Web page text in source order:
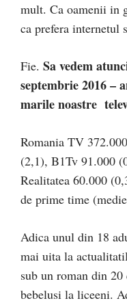
mult. Ca oamenii in
ca prefera internetul
Fie. Sa vedem
septembrie 2016 –
marile noastre
Romania TV
(2,1), B1Tv 91.000
Realitatea 60.000
de prime time
Adica unul din 18
mai uita la
sub un roman din
bebelusi la liceeni.